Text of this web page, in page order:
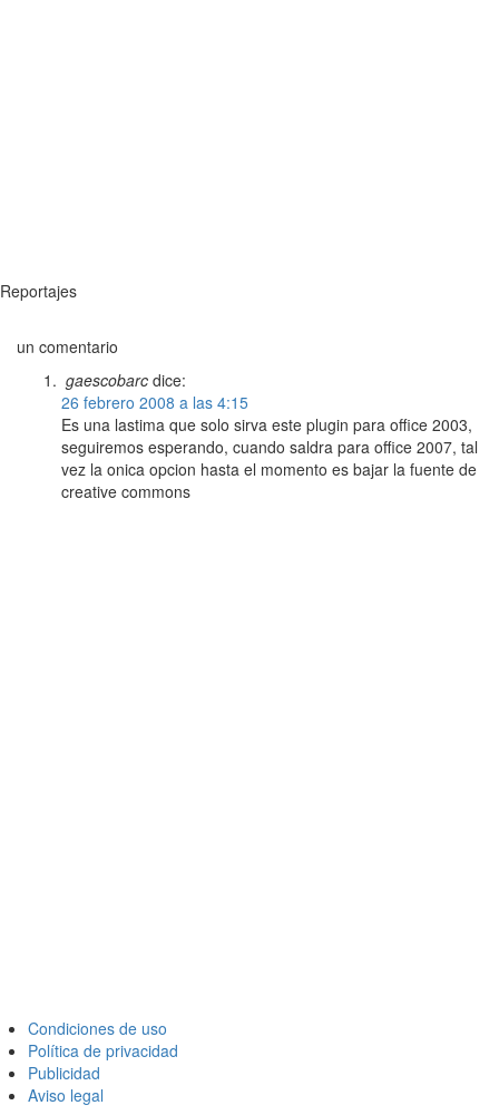
Reportajes
un comentario
gaescobarc dice:
26 febrero 2008 a las 4:15
Es una lastima que solo sirva este plugin para office 2003,
seguiremos esperando, cuando saldra para office 2007, tal
vez la onica opcion hasta el momento es bajar la fuente de
creative commons
Condiciones de uso
Política de privacidad
Publicidad
Aviso legal